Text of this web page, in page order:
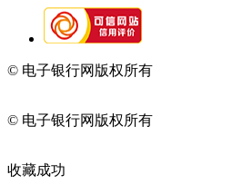
© 电子银行网版权所有
© 电子银行网版权所有
收藏成功